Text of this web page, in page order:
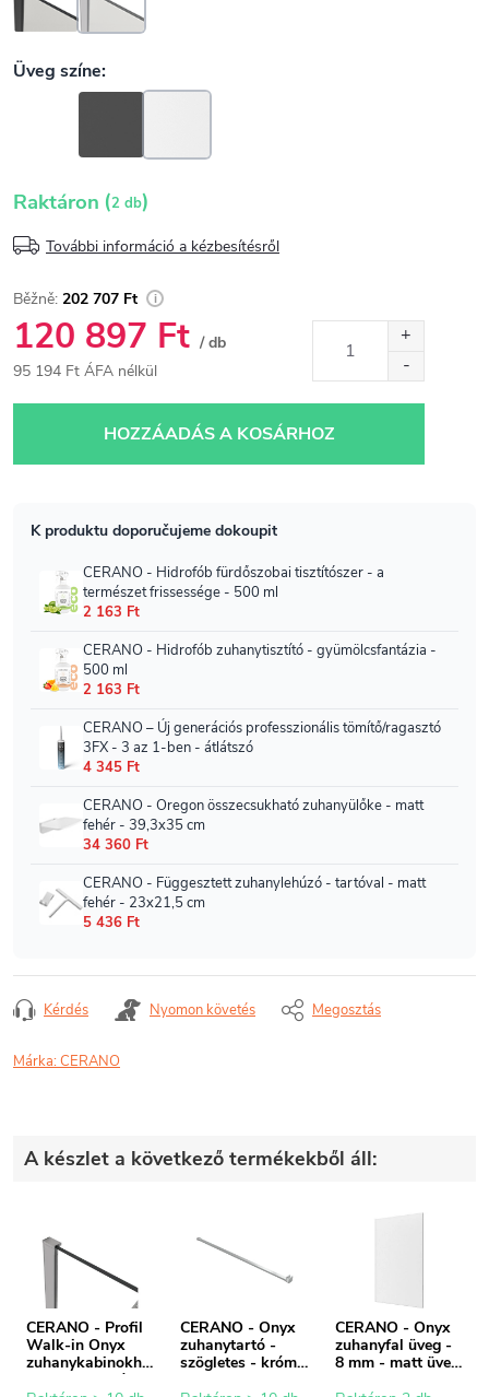
Raktáron (2 db)
További információ a kézbesítésről
202 707 Ft
120 897 Ft / db
95 194 Ft ÁFA nélkül
HOZZÁADÁS A KOSÁRHOZ
Kérdés Nyomon követés Megosztás
Márka:CERANO
A készlet a következő termékekből áll:
CERANO - Profil
Walk-in Onyx
zuhanykabinokho
z - 8 mm - króm -
CERANO - Onyx
zuhanytartó -
szögletes - króm -
CERANO - Onyx
zuhanyfal üveg -
8 mm - matt üveg